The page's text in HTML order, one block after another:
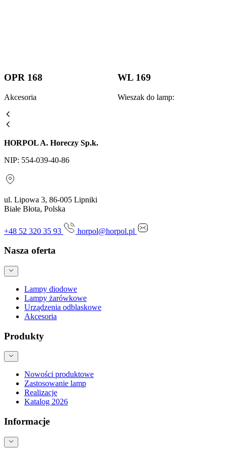
OPR 168
Akcesoria
WL 169
Wieszak do lamp:
HORPOL A. Horeczy Sp.k.
NIP: 554-039-40-86
ul. Lipowa 3, 86-005 Lipniki
Białe Błota, Polska
+48 52 320 35 93 horpol@horpol.pl
Nasza oferta
Lampy diodowe
Lampy żarówkowe
Urządzenia odblaskowe
Akcesoria
Produkty
Nowości produktowe
Zastosowanie lamp
Realizacje
Katalog 2026
Informacje